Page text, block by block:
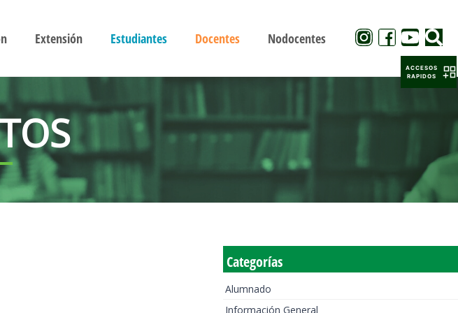
Extensión Estudiantes Docentes Nodocentes
Categorías
Alumnado
Información General
ACCESOS
RAPIDOS